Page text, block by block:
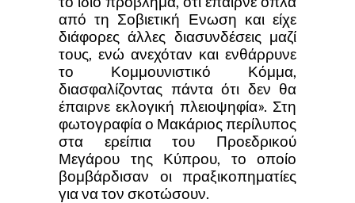
από τη Σοβιετική Ενωση και είχε
διάφορες άλλες διασυνδέσεις μαζί
τους, ενώ ανεχόταν και ενθάρρυνε
το Κομμουνιστικό Κόμμα,
διασφαλίζοντας πάντα ότι δεν θα
έπαιρνε εκλογική πλειοψηφία». Στη
φωτογραφία ο Μακάριος περίλυπος
στα ερείπια του Προεδρικού
Μεγάρου της Κύπρου, το οποίο
βομβάρδισαν οι πραξικοπηματίες
για να τον σκοτώσουν.